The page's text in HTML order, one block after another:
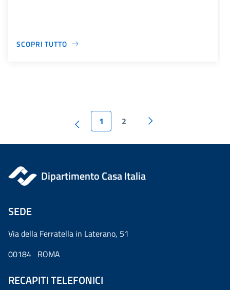
SCOPRI TUTTO
1 2
Dipartimento Casa Italia
SEDE
Via della Ferratella in Laterano, 51
00184 ROMA
RECAPITI TELEFONICI